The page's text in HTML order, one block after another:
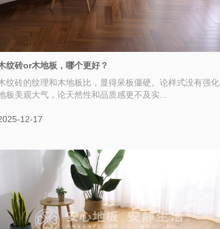
纹砖or木地板，哪个更好？
纹砖的纹理和木地板比，显得呆板僵硬。论样式没有强化
板美观大气，论天然性和品质感更不及实...
12-17